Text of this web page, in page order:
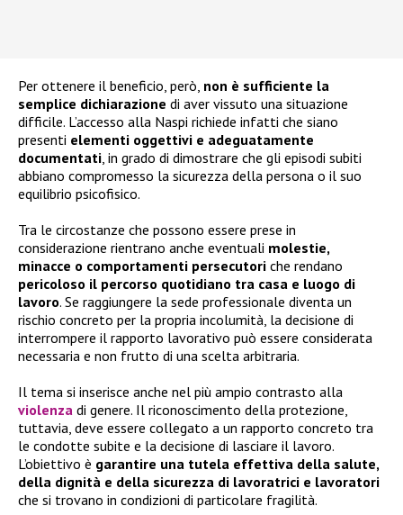
Per ottenere il beneficio, però, non è sufficiente la
semplice dichiarazione di aver vissuto una situazione
difficile. L’accesso alla Naspi richiede infatti che siano
presenti elementi oggettivi e adeguatamente
documentati, in grado di dimostrare che gli episodi subiti
abbiano compromesso la sicurezza della persona o il suo
equilibrio psicofisico.
Tra le circostanze che possono essere prese in
considerazione rientrano anche eventuali molestie,
minacce o comportamenti persecutori che rendano
pericoloso il percorso quotidiano tra casa e luogo di
lavoro. Se raggiungere la sede professionale diventa un
rischio concreto per la propria incolumità, la decisione di
interrompere il rapporto lavorativo può essere considerata
necessaria e non frutto di una scelta arbitraria.
Il tema si inserisce anche nel più ampio contrasto alla
violenza di genere. Il riconoscimento della protezione,
tuttavia, deve essere collegato a un rapporto concreto tra
le condotte subite e la decisione di lasciare il lavoro.
L’obiettivo è garantire una tutela effettiva della salute,
della dignità e della sicurezza di lavoratrici e lavoratori
che si trovano in condizioni di particolare fragilità.